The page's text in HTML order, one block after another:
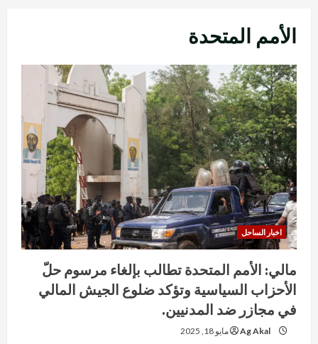
الأمم المتحدة
اخبار الساحل
مالي: الأمم المتحدة تطالب بإلغاء مرسوم حلّ
الأحزاب السياسية وتؤكد ضلوع الجيش المالي
في مجازر ضد المدنيين.
Ag Akal مايو 18, 2025